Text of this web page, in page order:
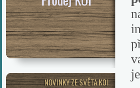
NOVINKY ZE SVĚTA KOI